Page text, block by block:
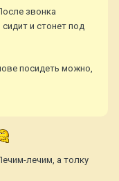
звонка
и стонет под
посидеть можно,
лечим, а толку